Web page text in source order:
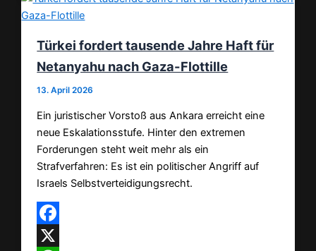
Türkei fordert tausende Jahre Haft für
Netanyahu nach Gaza-Flottille
13. April 2026
Ein juristischer Vorstoß aus Ankara erreicht eine
neue Eskalationsstufe. Hinter den extremen
Forderungen steht weit mehr als ein
Strafverfahren: Es ist ein politischer Angriff auf
Israels Selbstverteidigungsrecht.
Facebook